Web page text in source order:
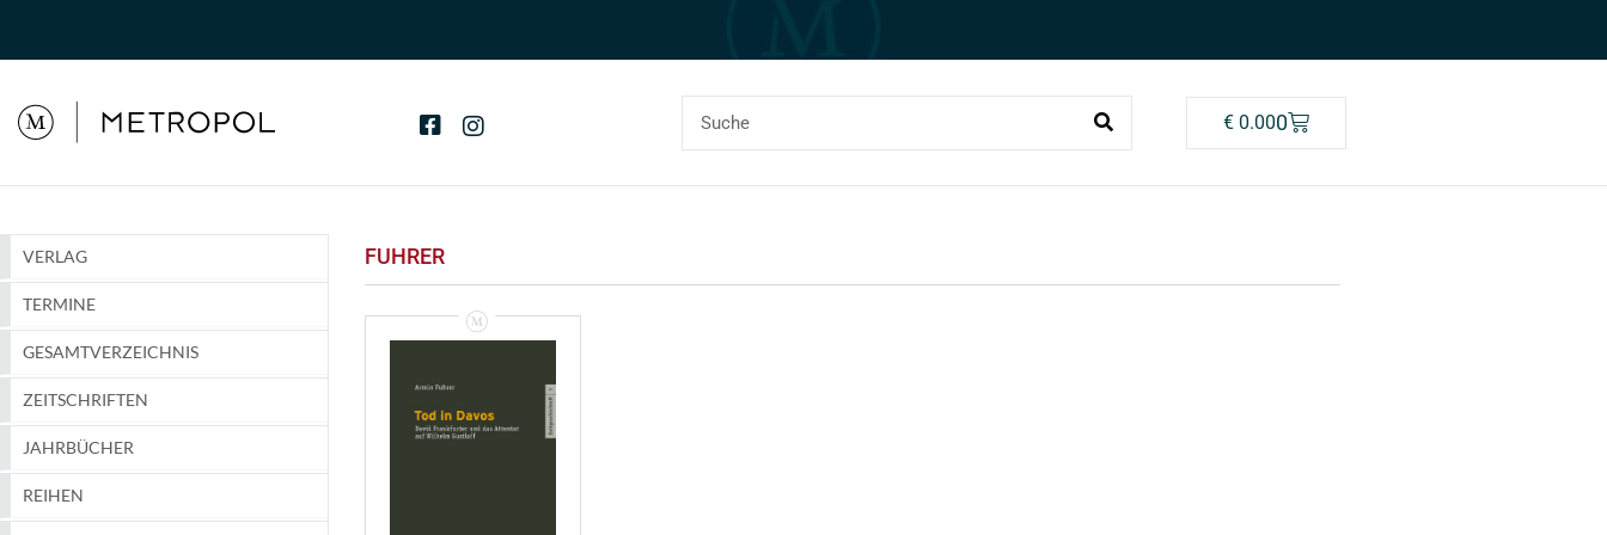
€0.000
VERLAG
TERMINE
GESAMTVERZEICHNIS
ZEITSCHRIFTEN
JAHRBÜCHER
REIHEN
FUHRER